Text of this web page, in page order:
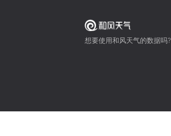
想要使用和风天气的数据吗?